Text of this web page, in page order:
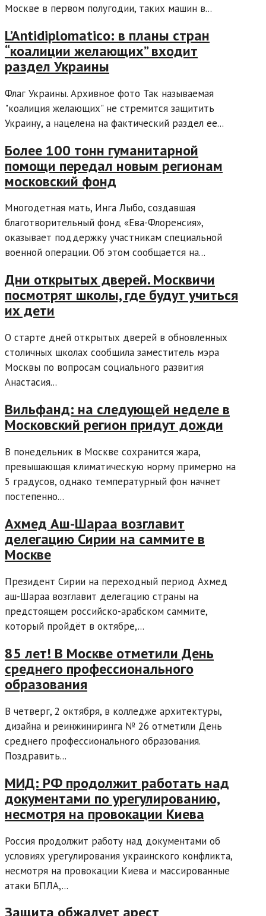
Москве в первом полугодии, таких машин в...
L’Antidiplomatico: в планы стран
“коалиции желающих” входит
раздел Украины
Флаг Украины. Архивное фото Так называемая
"коалиция желающих" не стремится защитить
Украину, а нацелена на фактический раздел ее...
Более 100 тонн гуманитарной
помощи передал новым регионам
московский фонд
Многодетная мать, Инга Лыбо, создавшая
благотворительный фонд «Ева-Флоренсия»,
оказывает поддержку участникам специальной
военной операции. Об этом сообщается на...
Дни открытых дверей. Москвичи
посмотрят школы, где будут учиться
их дети
О старте дней открытых дверей в обновленных
столичных школах сообщила заместитель мэра
Москвы по вопросам социального развития
Анастасия...
Вильфанд: на следующей неделе в
Московский регион придут дожди
В понедельник в Москве сохранится жара,
превышающая климатическую норму примерно на
5 градусов, однако температурный фон начнет
постепенно...
Ахмед Аш-Шараа возглавит
делегацию Сирии на саммите в
Москве
Президент Сирии на переходный период Ахмед
аш-Шараа возглавит делегацию страны на
предстоящем российско-арабском саммите,
который пройдёт в октябре,...
85 лет! В Москве отметили День
среднего профессионального
образования
В четверг, 2 октября, в колледже архитектуры,
дизайна и реинжиниринга № 26 отметили День
среднего профессионального образования.
Поздравить...
МИД: РФ продолжит работать над
документами по урегулированию,
несмотря на провокации Киева
Россия продолжит работу над документами об
условиях урегулирования украинского конфликта,
несмотря на провокации Киева и массированные
атаки БПЛА,...